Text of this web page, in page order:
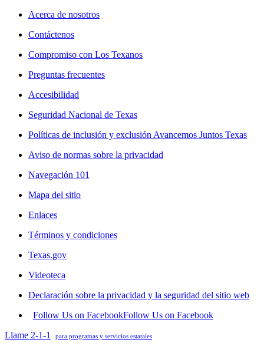
Acerca de nosotros
Contáctenos
Compromiso con Los Texanos
Preguntas frecuentes
Accesibilidad
Seguridad Nacional de Texas
Políticas de inclusión y exclusión Avancemos Juntos Texas
Aviso de normas sobre la privacidad
Navegación 101
Mapa del sitio
Enlaces
Términos y condiciones
Texas.gov
Videoteca
Declaración sobre la privacidad y la seguridad del sitio web
Follow Us on FacebookFollow Us on Facebook
Llame 2-1-1
para programas y servicios estatales